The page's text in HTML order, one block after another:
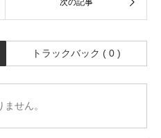
トラックバック ( 0 )
せん。